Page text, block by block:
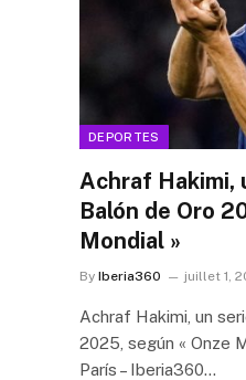
DEPORTES
Achraf Hakimi,
Balón de Oro
Mondial »
By Iberia360 juillet 1,
Achraf Hakimi, un
2025, según « Onze
París – Iberia360…